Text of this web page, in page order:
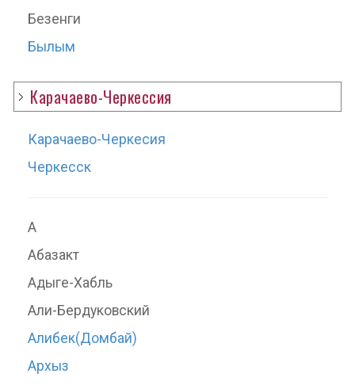
Безенги
Былым
В
Верхняя Балкария
Верхний Баксан
Верхний Куркужин
Голубые озера
Д
Долинск
Долина нарзанов
Карачаево-Черкессия
Карачаево-Черкесия
Черкесск
А
Абазакт
Адыге-Хабль
Али-Бердуковский
Алибек(Домбай)
Архыз